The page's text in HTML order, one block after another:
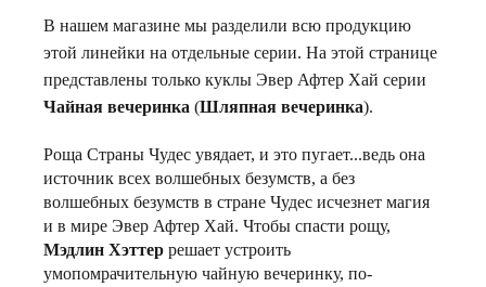
В нашем магазине мы разделили всю продукцию
этой линейки на отдельные серии. На этой странице
представлены только куклы Эвер Афтер Хай серии
Чайная вечеринка (Шляпная вечеринка).
Роща Страны Чудес увядает, и это пугает...ведь она
источник всех волшебных безумств, а без
волшебных безумств в стране Чудес исчезнет магия
и в мире Эвер Афтер Хай. Чтобы спасти рощу,
Мэдлин Хэттер решает устроить
умопомрачительную чайную вечеринку, по-